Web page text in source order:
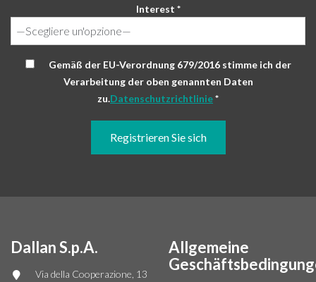
Interest *
Gemäß der EU-Verordnung 679/2016 stimme ich der
Verarbeitung der oben genannten Daten
zu.Datenschutzrichtlinie*
Dallan S.p.A.
Via della Cooperazione, 13
Allgemeine